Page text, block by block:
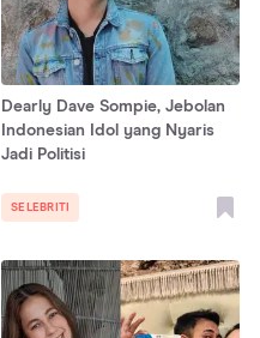
Dearly Dave Sompie, Jebolan
Indonesian Idol yang Nyaris
Jadi Politisi
SELEBRITI